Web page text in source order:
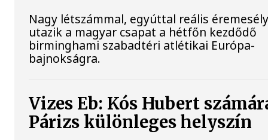
Nagy létszámmal, egyúttal reális
utazik a magyar csapat a hétfőn kezdődő
birminghami szabadtéri atlétikai Európa-
bajnokságra.
Vizes Eb: Kós Hubert
Párizs különleges helyszín